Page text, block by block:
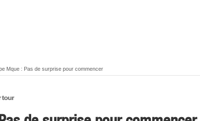
Mque : Pas de surprise pour commencer
tour